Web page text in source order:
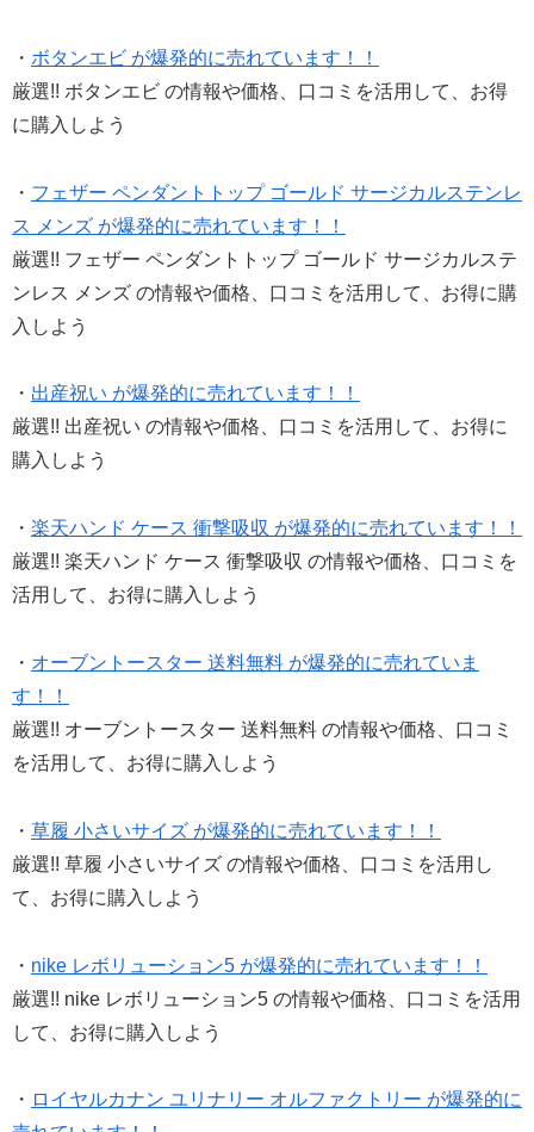
・ ボタンエビ が爆発的に売れています！！
厳選!! ボタンエビ の情報や価格、口コミを活用して、お得
に購入しよう
・ フェザー ペンダントトップ ゴールド サージカルステンレ
ス メンズ が爆発的に売れています！！
厳選!! フェザー ペンダントトップ ゴールド サージカルステ
ンレス メンズ の情報や価格、口コミを活用して、お得に購
入しよう
・ 出産祝い が爆発的に売れています！！
厳選!! 出産祝い の情報や価格、口コミを活用して、お得に
購入しよう
・ 楽天ハンド ケース 衝撃吸収 が爆発的に売れています！！
厳選!! 楽天ハンド ケース 衝撃吸収 の情報や価格、口コミを
活用して、お得に購入しよう
・ オーブントースター 送料無料 が爆発的に売れていま
す！！
厳選!! オーブントースター 送料無料 の情報や価格、口コミ
を活用して、お得に購入しよう
・ 草履 小さいサイズ が爆発的に売れています！！
厳選!! 草履 小さいサイズ の情報や価格、口コミを活用し
て、お得に購入しよう
・ nike レボリューション5 が爆発的に売れています！！
厳選!! nike レボリューション5 の情報や価格、口コミを活用
して、お得に購入しよう
・ ロイヤルカナン ユリナリー オルファクトリー が爆発的に